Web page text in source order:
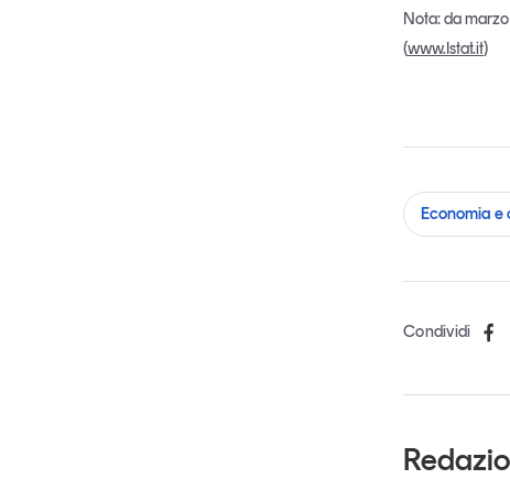
Nota: da
(www.Istat.it)
Economia e
Condividi